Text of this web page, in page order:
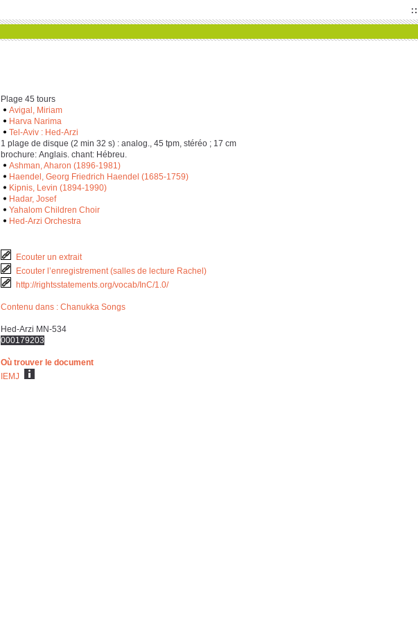
Plage 45 tours
Avigal, Miriam
Harva Narima
Tel-Aviv : Hed-Arzi
‎1 plage de disque (‎2 min ‎3‎2 s) : analog., ‎4‎5 tpm, stéréo ; ‎1‎7 cm
brochure: Anglais. chant: Hébreu.
Ashman, Aharon (1896-1981)
Haendel, Georg Friedrich Haendel (1685-1759)
Kipnis, Levin (1894-1990)
Hadar, Josef
Yahalom Children Choir
Hed-Arzi Orchestra
Ecouter un extrait
Ecouter l’enregistrement (salles de lecture Rachel)
http://rightsstatements.org/vocab/InC/1.0/
Contenu dans : Chanukka Songs
Hed-Arzi MN-534
000179203
Où trouver le document
IEMJ